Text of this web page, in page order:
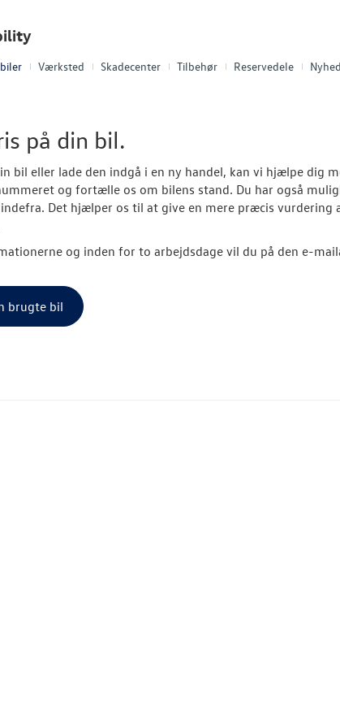
Værksted Skadecenter Tilbehør Reservedele
på din bil.
bil eller lade den indgå i en ny handel, kan vi hjælpe dig
og fortælle os om bilens stand. Du har også
Det hjælper os til at give en mere præcis vurdering
og inden for to arbejdsdage vil du på den e-
brugte bil